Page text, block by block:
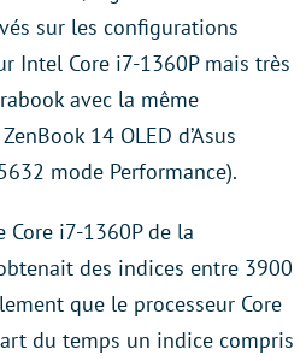
sur les configurations
Intel Core i7-1360P mais très
avec la même
14 OLED d’Asus
mode Performance).
Core i7-1360P de la
des indices entre 3900
que le processeur Core
du temps un indice compris